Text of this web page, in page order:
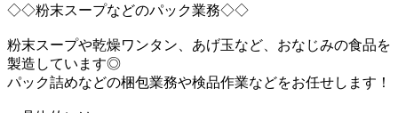
◇◇粉末スープなどのパック業務◇◇
粉末スープや乾燥ワンタン、あげ玉など、おなじみの食品を
製造しています◎
パック詰めなどの梱包業務や検品作業などをお任せします！